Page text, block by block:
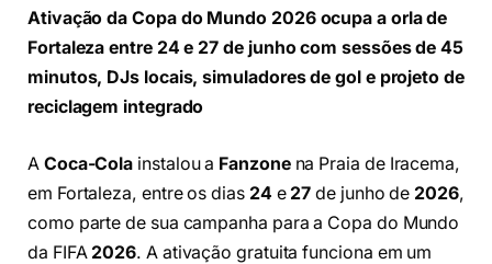
Ativação da Copa do Mundo 2026 ocupa a orla de
Fortaleza entre 24 e 27 de junho com sessões de 45
minutos, DJs locais, simuladores de gol e projeto de
reciclagem integrado
A Coca-Cola instalou a Fanzonena Praia de Iracema,
em Fortaleza, entre os dias 24 e 27 de junho de 2026,
como parte de sua campanha para a Copa do Mundo
da FIFA 2026. A ativação gratuita funciona em um